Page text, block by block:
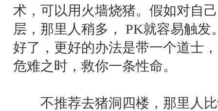
术，可以用火墙烧猪。假如对自
层，那里人稍多， PK就容易触
好了，更好的办法是带一个道士
危难之时，救你一条性命。
不推荐去猪洞四楼，那里人比